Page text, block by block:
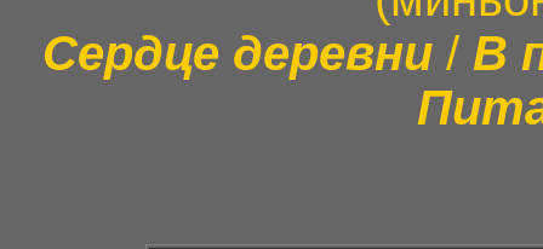
Сердце деревни/ В